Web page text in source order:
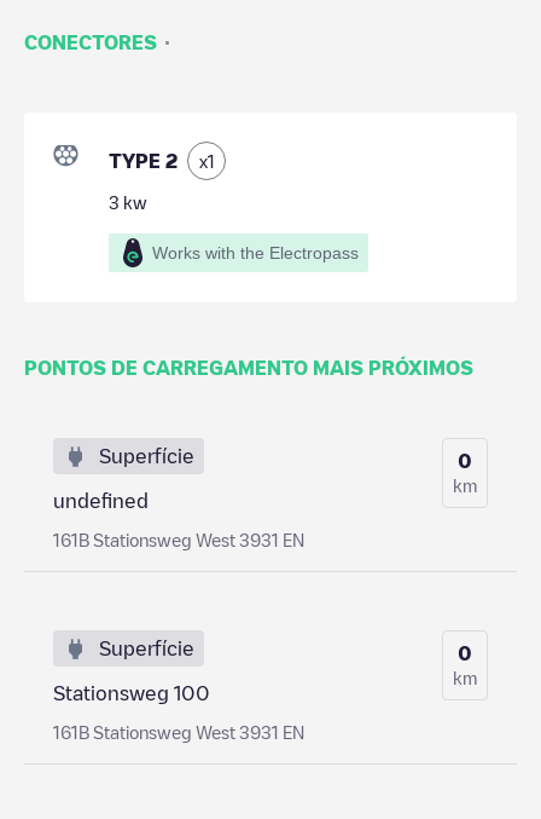
CONECTORES ·
TYPE 2 x1
3 kw
Works with the Electropass
PONTOS DE CARREGAMENTO MAIS PRÓXIMOS
Superfície
undefined
161B Stationsweg West 3931 EN
0
km
Superfície
Stationsweg 100
161B Stationsweg West 3931 EN
0
km